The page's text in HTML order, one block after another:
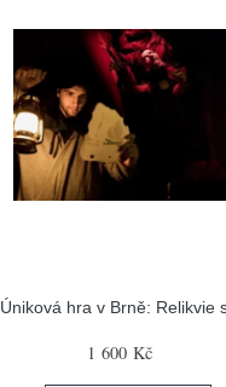
Úniková hra v Brně: Relikvie
1 600 Kč